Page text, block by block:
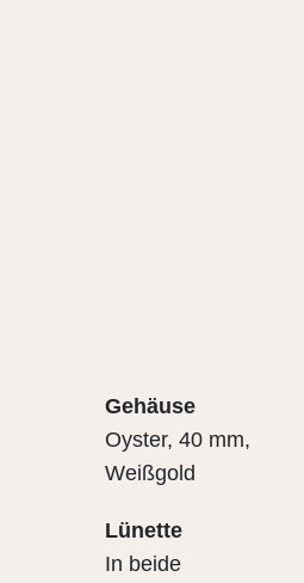
Gehäuse
Oyster, 40 mm,
Weißgold
Lünette
In beide